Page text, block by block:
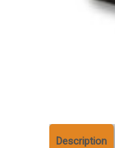
Description